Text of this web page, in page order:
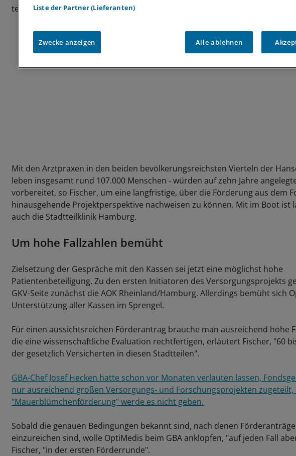
teilte Projektleiter Alexander Fischer von OptiMedis auf Anfrage mit.
Mit den Arztpraxen in den beiden bevölkerungsreichsten Vierteln der
leben insgesamt rund 107.000 Menschen - würden auf zehn Jahre
vorbereitet, so Fischer, um eine langfristige, über die Förderung aus dem
hinausgehende Projektperspektive nachweisen zu können. Mit im Boot ist
auch die Stadtteilklinik Hamburg.
Um hohe Fallzahlen bemüht
Zielsetzung der Gespräche mit den Kassen sei jetzt eine möglichst hohe
Patientenbeteiligung. Zu den ersten Initiatoren des Versorgungsprojekts
GKV-Seite zunächst die AOK Rheinland/Hamburg. Allerdings bemüht sich
Unterstützung aller Kassen im Sprengel.
Für einen aussichtsreichen Förderantrag brauche man ausreichend hohe
die eine wissenschaftliche Evaluation rechtfertigen, erläutert Fischer, "60
der gesetzlich Versicherten in diesen Stadtteilen".
GBA-Chef Josef Hecken hatte schon vor Monaten verlauten lassen,
nur ausreichend großen Versorgungs- und Forschungsprojekten zugeteilt,
"Mauerblümchenförderung" werde es nicht geben.
Sobald die genauen Bedingungen bekannt sind, nach denen Förderanträge
einzureichen sind, wolle OptiMedis beim GBA anklopfen, "auf jeden Fall
Fischer, "in der ersten Förderrunde".
Liste der Partner (Lieferanten)
Zwecke anzeigen Alle ablehnen